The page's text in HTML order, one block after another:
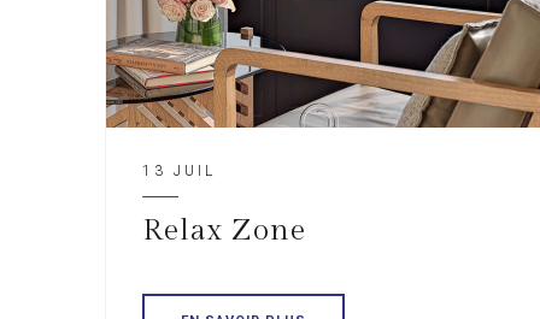
13 JUIL
Relax Zone